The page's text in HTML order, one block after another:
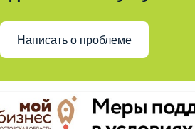
Написать о проблеме